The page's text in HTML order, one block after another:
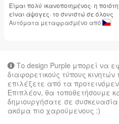
Είμαι πολύ ικανοποιημένος· η
είναι άψογες· το συνιστώ σε όλους
Αυτόματα μεταφρασμένο από
Το design Purple μπορεί να
διαφορετικούς τύπους
επιλέξετε από τα
Επιπλέον, θα τοποθετήσουμε
δημιουργήσατε σε
ακόμα πιο χαρούμενους :)